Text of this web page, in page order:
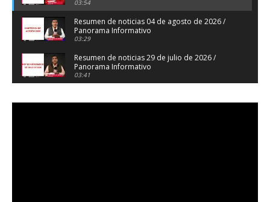
03:54
Resumen de noticias 04 de agosto de 2026 /
Panorama Informativo
03:29
Resumen de noticias 29 de julio de 2026 /
Panorama Informativo
03:41
Panorama Informativo